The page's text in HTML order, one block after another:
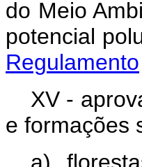
do Meio
potencial
Regulamento
XV -
e formações
a)